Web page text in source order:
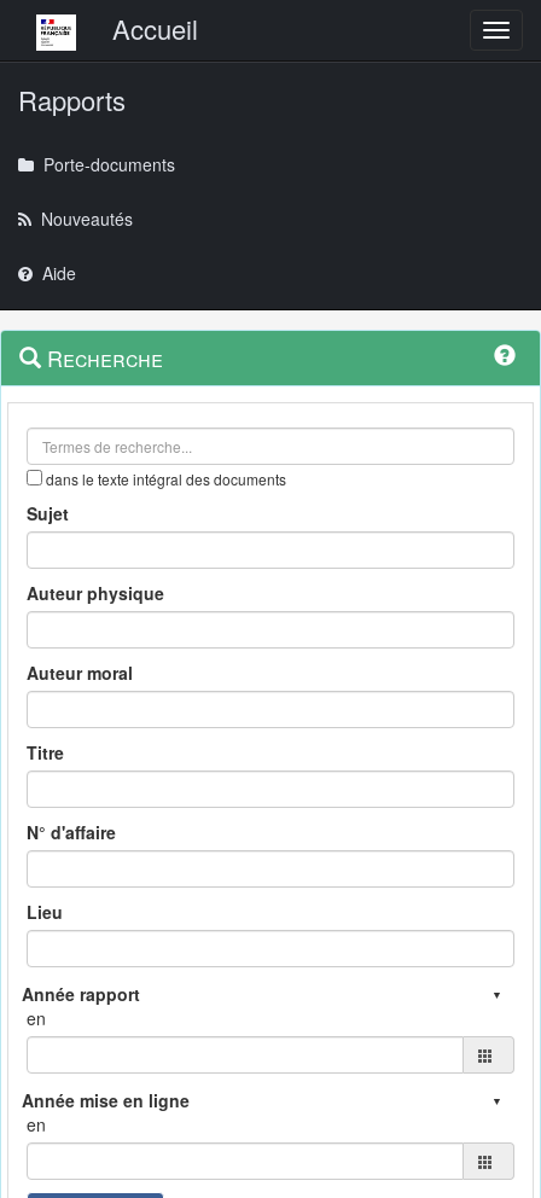
Menu principalAccueil
Rapports
Porte-documents
Nouveautés
Aide
Navigation
outils
Menu
contextuel
Recherche
dans le texte intégral des documents
Sujet
Auteur physique
Auteur moral
Titre
N° d'affaire
Lieu
en
en